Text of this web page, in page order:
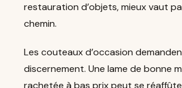
restauration d’objets, mieux vaut
chemin.
Les couteaux d’occasion
discernement. Une lame de bonne
rachetée à bas prix peut se